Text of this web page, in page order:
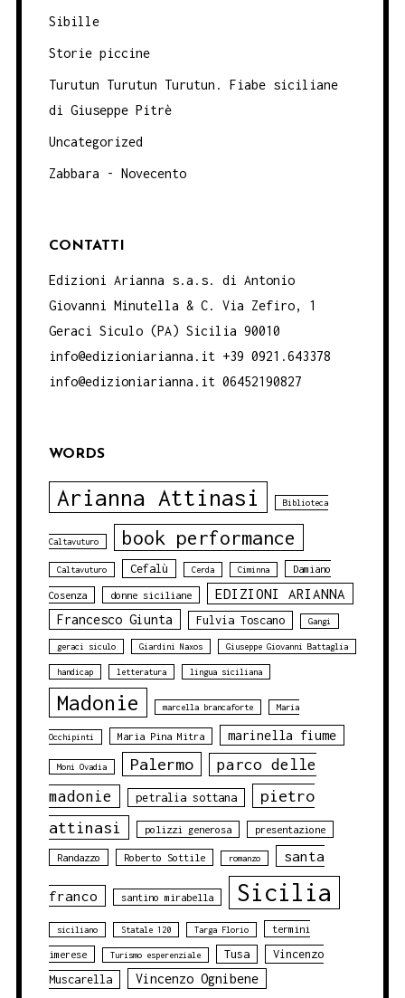
Sibille
Storie piccine
Turutun Turutun Turutun. Fiabe siciliane
di Giuseppe Pitrè
Uncategorized
Zabbara - Novecento
CONTATTI
Edizioni Arianna s.a.s. di Antonio
Giovanni Minutella & C. Via Zefiro, 1
Geraci Siculo (PA) Sicilia 90010
info@edizioniarianna.it +39 0921.643378
info@edizioniarianna.it 06452190827
WORDS
Arianna Attinasi Biblioteca
Caltavuturo book performance
Caltavuturo Cefalù Cerda Ciminna Damiano
Cosenza donne siciliane EDIZIONI ARIANNA
Francesco Giunta Fulvia Toscano Gangi
geraci siculo Giardini Naxos Giuseppe Giovanni Battaglia
handicap letteratura lingua siciliana
Madonie marcella brancaforte Maria
Occhipinti Maria Pina Mitra marinella fiume
Moni Ovadia Palermo
parco delle
madonie
petralia sottana
pietro
attinasi
polizzi generosa presentazione
Randazzo Roberto Sottile romanzo santa
franco santino mirabella Sicilia
siciliano Statale 120 Targa Florio termini
imerese Turismo esperenziale Tusa
Vincenzo
Muscarella
Vincenzo Ognibene